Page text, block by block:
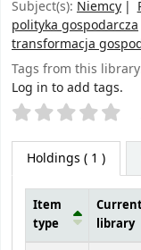
Subject(s): Niemcy
polityka gospodarcza
transformacja
Tags from this
Log in to add tags.
Star ratings
Holdings ( 1 )
Item
type
library